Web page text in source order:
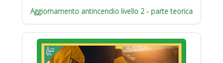
Aggiornamento antincendio livello 2 - parte teorica